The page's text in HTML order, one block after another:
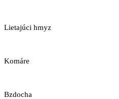
Lietajúci hmyz
Komáre
Bzdocha